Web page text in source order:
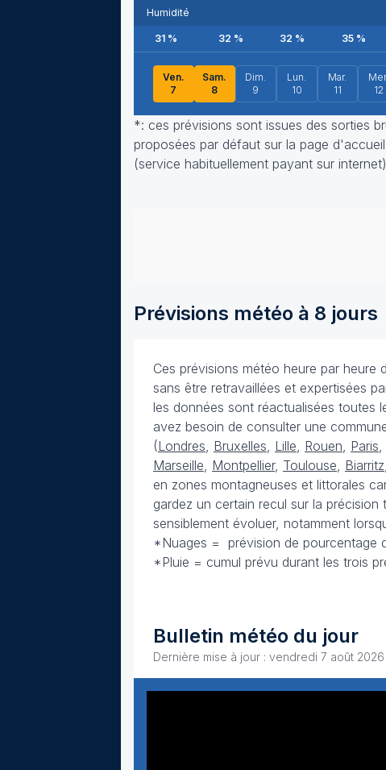
Humidité
31 % 32 % 32 % 35 %
Ven.
7
Sam.
8
Dim.
9
Lun.
10
Mar.
11
12
*: ces prévisions sont issues des sorties
proposées par défaut sur la page
(service habituellement payant sur internet)
Prévisions météo à 8 jours
Ces prévisions météo heure par
sans être retravaillées et expertisées
les données sont réactualisées toutes
avez besoin de consulter une
(Londres, Bruxelles, Lille, Rouen, Paris,
Marseille, Montpellier, Toulouse, Biarritz,
en zones montagneuses et littorales
gardez un certain recul sur la
sensiblement évoluer, notamment
*Nuages = prévision de pourcentage
*Pluie = cumul prévu durant les trois
Bulletin météo du jour
Dernière mise à jour : vendredi 7 août 2026